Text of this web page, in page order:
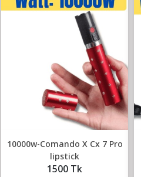
10000w-Comando X Cx 7 Pro
lipstick
1500 Tk